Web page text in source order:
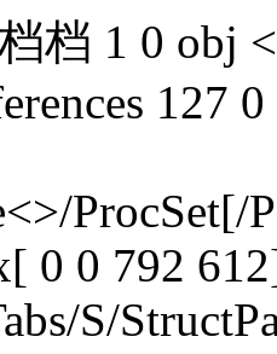
档 1 0 obj
127
ProcSet[/
0 0 792
S/